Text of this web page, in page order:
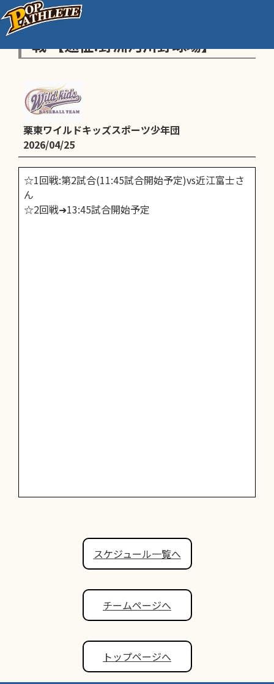
○A:近畿少年湖南地区予選 1•2回
戦 【遠征:野洲河川野球場】
栗東ワイルドキッズスポーツ少年団
2026/04/25
☆1回戦:第2試合(11:45試合開始予定)vs近江富士さ
ん
☆2回戦➜13:45試合開始予定
スケジュール一覧へ
チームページへ
トップページへ